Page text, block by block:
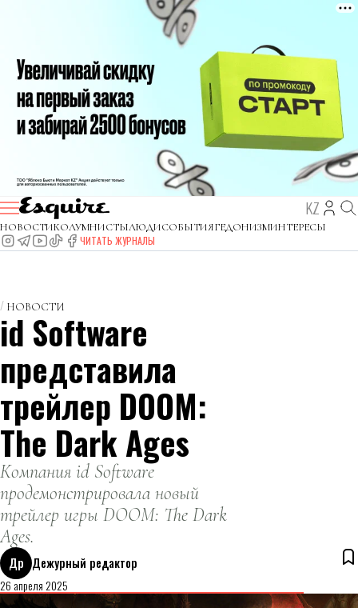
KZ
НОВОСТИКОЛУМНИСТЫЛЮДИСОБЫТИЯГЕДОНИЗМИНТЕРЕСЫ
ЧИТАТЬ ЖУРНАЛЫ
НОВОСТИ
id Software
представила
трейлер DOOM:
The Dark Ages
Компания id Software
продемонстрировала новый
трейлер игры DOOM: The Dark
Ages.
Др Дежурный редактор
26 апреля 2025